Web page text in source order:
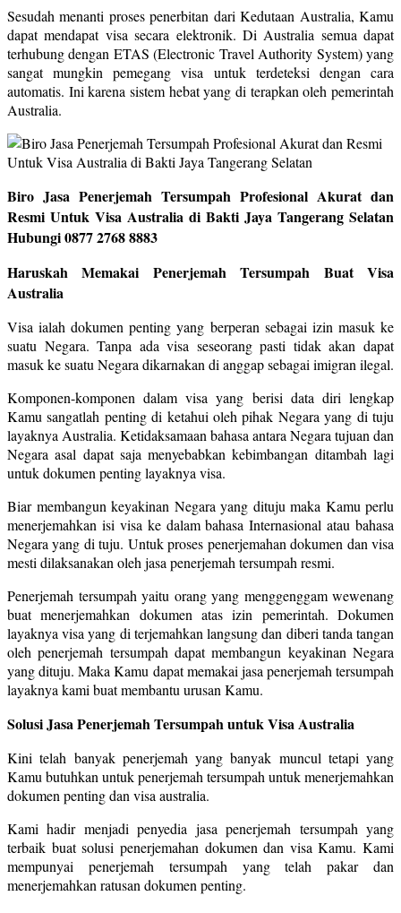
Sesudah menanti proses penerbitan dari Kedutaan Australia, Kamu
dapat mendapat visa secara elektronik. Di Australia semua dapat
terhubung dengan ETAS (Electronic Travel Authority System) yang
sangat mungkin pemegang visa untuk terdeteksi dengan cara
automatis. Ini karena sistem hebat yang di terapkan oleh pemerintah
Australia.
Biro Jasa Penerjemah Tersumpah Profesional Akurat dan
Resmi Untuk Visa Australia di Bakti Jaya Tangerang Selatan
Hubungi 0877 2768 8883
Haruskah Memakai Penerjemah Tersumpah Buat Visa
Australia
Visa ialah dokumen penting yang berperan sebagai izin masuk ke
suatu Negara. Tanpa ada visa seseorang pasti tidak akan dapat
masuk ke suatu Negara dikarnakan di anggap sebagai imigran ilegal.
Komponen-komponen dalam visa yang berisi data diri lengkap
Kamu sangatlah penting di ketahui oleh pihak Negara yang di tuju
layaknya Australia. Ketidaksamaan bahasa antara Negara tujuan dan
Negara asal dapat saja menyebabkan kebimbangan ditambah lagi
untuk dokumen penting layaknya visa.
Biar membangun keyakinan Negara yang dituju maka Kamu perlu
menerjemahkan isi visa ke dalam bahasa Internasional atau bahasa
Negara yang di tuju. Untuk proses penerjemahan dokumen dan visa
mesti dilaksanakan oleh jasa penerjemah tersumpah resmi.
Penerjemah tersumpah yaitu orang yang menggenggam wewenang
buat menerjemahkan dokumen atas izin pemerintah. Dokumen
layaknya visa yang di terjemahkan langsung dan diberi tanda tangan
oleh penerjemah tersumpah dapat membangun keyakinan Negara
yang dituju. Maka Kamu dapat memakai jasa penerjemah tersumpah
layaknya kami buat membantu urusan Kamu.
Solusi Jasa Penerjemah Tersumpah untuk Visa Australia
Kini telah banyak penerjemah yang banyak muncul tetapi yang
Kamu butuhkan untuk penerjemah tersumpah untuk menerjemahkan
dokumen penting dan visa australia.
Kami hadir menjadi penyedia jasa penerjemah tersumpah yang
terbaik buat solusi penerjemahan dokumen dan visa Kamu. Kami
mempunyai penerjemah tersumpah yang telah pakar dan
menerjemahkan ratusan dokumen penting.